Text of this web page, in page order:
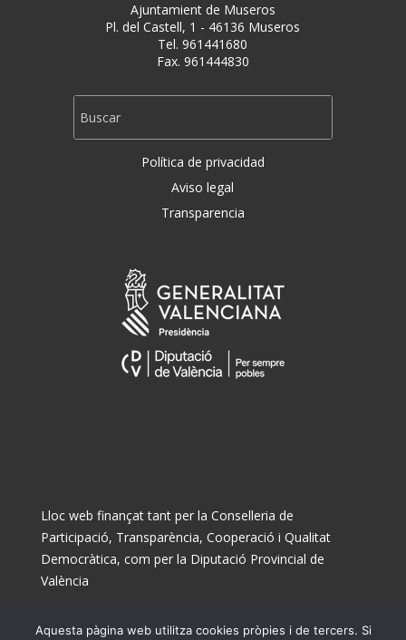
Ajuntamient de Museros
Pl. del Castell, 1 - 46136 Museros
Tel. 961441680
Fax. 961444830
Política de privacidad
Aviso legal
Transparencia
Lloc web finançat tant per la Conselleria de
Participació, Transparència, Cooperació i Qualitat
Democràtica, com per la Diputació Provincial de
València
Aquesta pàgina web utilitza cookies pròpies i de tercers. Si